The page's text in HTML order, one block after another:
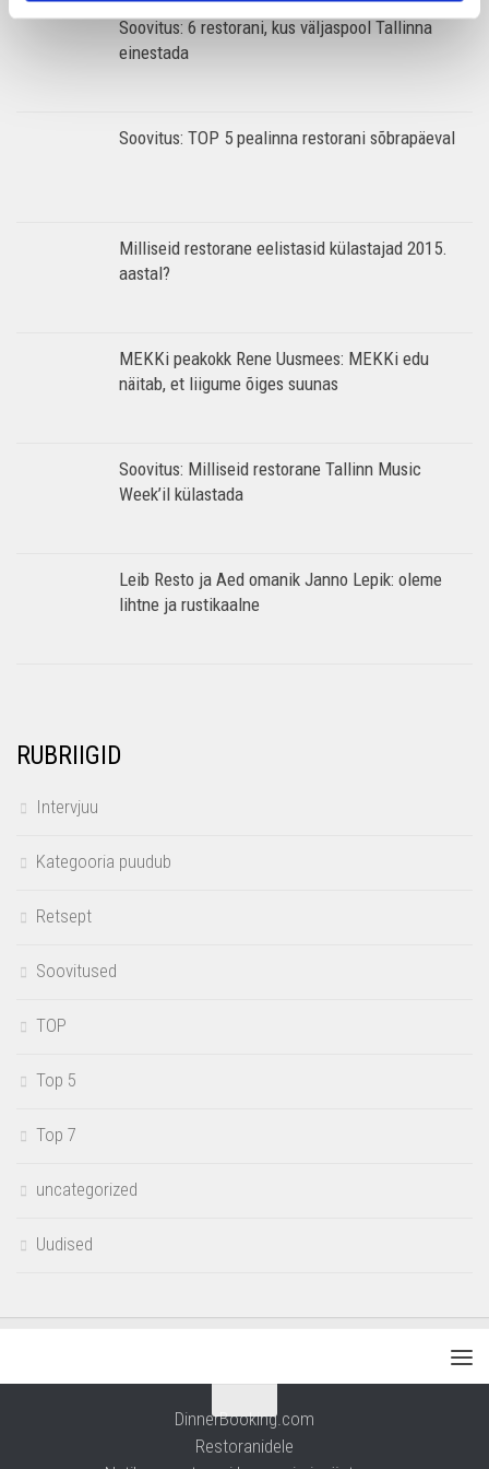
Soovitus: 6 restorani, kus väljaspool Tallinna
einestada
Soovitus: TOP 5 pealinna restorani sõbrapäeval
Milliseid restorane eelistasid külastajad 2015.
aastal?
MEKKi peakokk Rene Uusmees: MEKKi edu
näitab, et liigume õiges suunas
Soovitus: Milliseid restorane Tallinn Music
Week’il külastada
Leib Resto ja Aed omanik Janno Lepik: oleme
lihtne ja rustikaalne
RUBRIIGID
Intervjuu
Kategooria puudub
Retsept
Soovitused
TOP
Top 5
Top 7
uncategorized
Uudised
DinnerBooking.com
Restoranidele